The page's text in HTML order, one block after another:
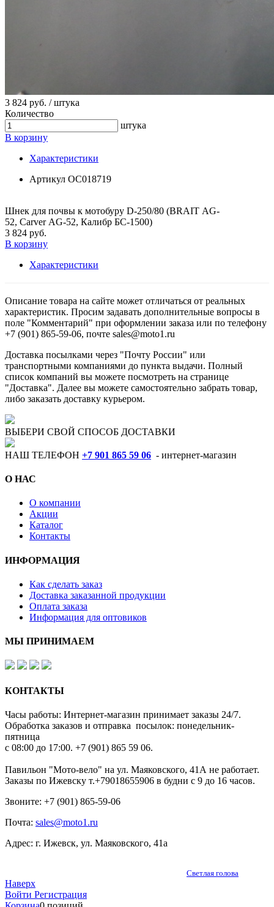
3 824 руб. / штука
Количество
штука
В корзину
Характеристики
Артикул ОС018719
Шнек для почвы к мотобуру D-250/80 (BRAIT AG-
52, Carver AG-52, Калибр БС-1500)
3 824 руб.
В корзину
Характеристики
Описание товара на сайте может отличаться от реальных
характеристик. Просим задавать дополнительные вопросы в
поле "Комментарий" при оформлении заказа или по телефону
+7 (901) 865-59-06, почте sales@moto1.ru
Доставка посылками через "Почту России" или
транспортными компаниями до пункта выдачи. Полный
список компаний вы можете посмотреть на странице
"Доставка". Далее вы можете самостоятельно забрать товар,
либо заказать доставку курьером.
ВЫБЕРИ СВОЙ СПОСОБ ДОСТАВКИ
НАШ ТЕЛЕФОН +7 901 865 59 06 - интернет-магазин
О НАС
О компании
Акции
Каталог
Контакты
ИНФОРМАЦИЯ
Как сделать заказ
Доставка заказанной продукции
Оплата заказа
Информация для оптовиков
МЫ ПРИНИМАЕМ
КОНТАКТЫ
Часы работы: Интернет-магазин принимает заказы 24/7.
Обработка заказов и отправка посылок: понедельник-
пятница
с 08:00 до 17:00. +7 (901) 865 59 06.
Павильон "Мото-вело" на ул. Маяковского, 41А не работает.
Заказы по Ижевску т.+79018655906 в будни с 9 до 16 часов.
Звоните: +7 (901) 865-59-06
Почта: sales@moto1.ru
Адрес: г. Ижевск, ул. Маяковского, 41а
Светлая голова
Наверх
Войти Регистрация